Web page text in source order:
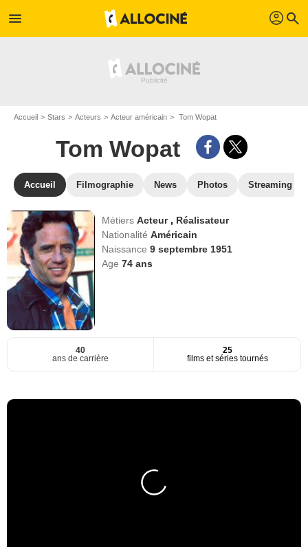
menu profil search
Accueil Stars Acteurs Acteur américain Tom Wopat
Tom Wopat
Accueil Filmographie News Photos Streaming
MétiersActeur , Réalisateur
NationalitéAméricain
Naissance9 septembre 1951
Age74 ans
40
ans de carrière
25
films et séries tournés